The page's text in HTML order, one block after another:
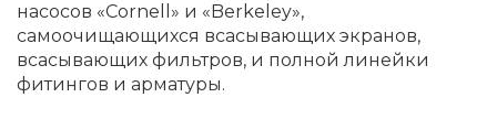
насосов «Cornell» и «Berkeley»,
самоочищающихся всасывающих экранов,
всасывающих фильтров, и полной линейки
фитингов и арматуры.